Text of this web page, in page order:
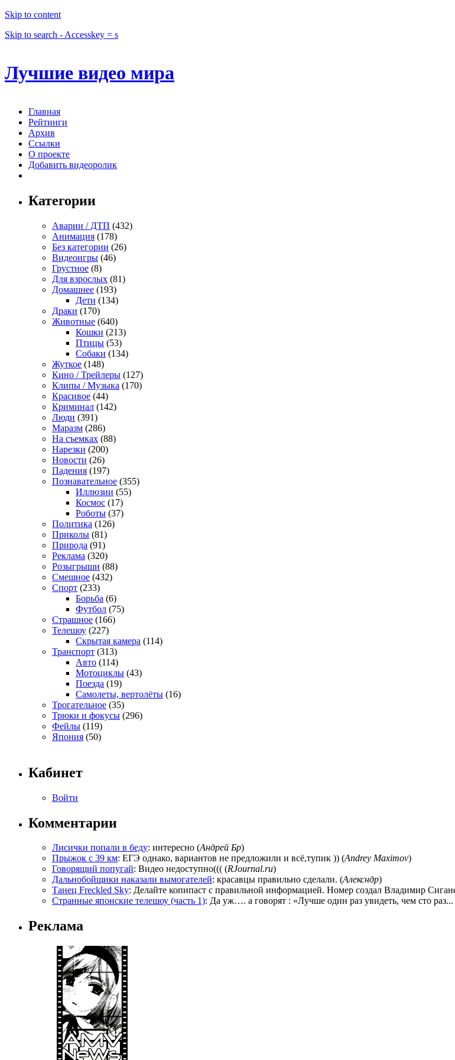
Skip to content
Skip to search - Accesskey = s
Лучшие видео мира
Главная
Рейтинги
Архив
Ссылки
О проекте
Добавить видеоролик
Категории
Аварии / ДТП (432)
Анимация (178)
Без категории (26)
Видеоигры (46)
Грустное (8)
Для взрослых (81)
Домашнее (193)
Дети (134)
Драки (170)
Животные (640)
Кошки (213)
Птицы (53)
Собаки (134)
Жуткое (148)
Кино / Трейлеры (127)
Клипы / Музыка (170)
Красивое (44)
Криминал (142)
Люди (391)
Маразм (286)
На съемках (88)
Нарезки (200)
Новости (26)
Падения (197)
Познавательное (355)
Иллюзии (55)
Космос (17)
Роботы (37)
Политика (126)
Приколы (81)
Природа (91)
Реклама (320)
Розыгрыши (88)
Смешное (432)
Спорт (233)
Борьба (6)
Футбол (75)
Страшное (166)
Телешоу (227)
Скрытая камера (114)
Транспорт (313)
Авто (114)
Мотоциклы (43)
Поезда (19)
Самолеты, вертолёты (16)
Трогательное (35)
Трюки и фокусы (296)
Фейлы (119)
Япония (50)
Кабинет
Войти
Комментарии
Лисички попали в беду: интересно (Андрей Бр)
Прыжок с 39 км: ЕГЭ однако, вариантов не предложили и всё,тупик )) (Andrey Maximov)
Говорящий попугай: Видео недоступно((( (RJournal.ru)
Дальнобойщики наказали вымогателей: красавцы правильно сделали. (Алексндр)
Танец Freckled Sky: Делайте копипаст с правильной информацией. Номер создал Владимир
Странные японские телешоу (часть 1): Да уж…. а говорят : «Лучше один раз увидеть, чем сто раз...
Реклама